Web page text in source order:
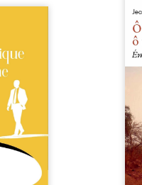
de
établi :
Junior est
d’un
Très vite,
médias
figure
investie,
mission
sous
couvert de ...
Ô
est